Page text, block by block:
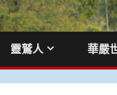
靈鷲人 華嚴